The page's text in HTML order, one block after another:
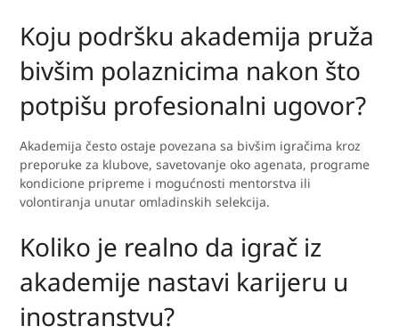
Koju podršku akademija pruža
bivšim polaznicima nakon što
potpišu profesionalni ugovor?
Akademija često ostaje povezana sa bivšim igračima kroz
preporuke za klubove, savetovanje oko agenata, programe
kondicione pripreme i mogućnosti mentorstva ili
volontiranja unutar omladinskih selekcija.
Koliko je realno da igrač iz
akademije nastavi karijeru u
inostranstvu?